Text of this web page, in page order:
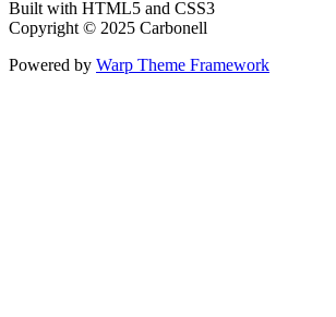
Built with HTML5 and CSS3
Copyright © 2025 Carbonell
Powered by Warp Theme Framework